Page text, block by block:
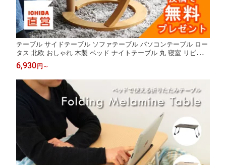
テーブル サイドテーブル ソファテーブル パソコンテーブル ロー
タス 北欧 おしゃれ 木製 ベッド ナイトテーブル 丸 寝室 リビング
ナチュラル ヴィンテージ sidetable LOTUS ILT-2987 ちいくのい
ちば いちばかぐ
6,930 円 ～